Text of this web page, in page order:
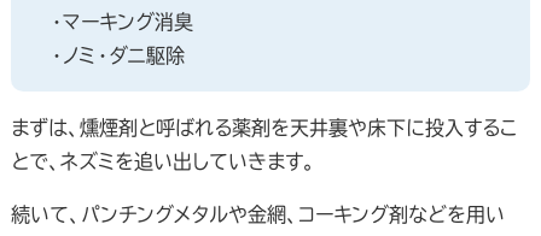
・マーキング消臭
・ノミ・ダニ駆除
まずは、燻煙剤と呼ばれる薬剤を天井裏や床下に投入するこ
とで、ネズミを追い出していきます。
続いて、パンチングメタルや金網、コーキング剤などを用い